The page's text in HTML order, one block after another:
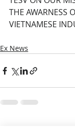
THE AWARNESS
VIETNAMESE
Ex News